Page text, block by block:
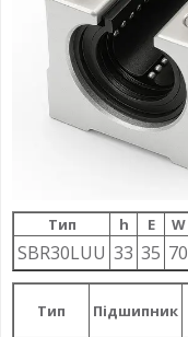
Тип h E W
SBR30LUU 33 35 70
Тип Підшипник